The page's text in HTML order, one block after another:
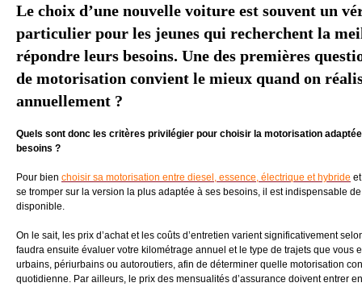
Le choix d’une nouvelle voiture est souvent un
particulier pour les jeunes qui recherchent la
répondre leurs besoins. Une des premières
de motorisation convient le mieux quand on
annuellement ?
Quels sont donc les critères privilégier pour choisir la motorisation
besoins ?
Pour bien choisir sa motorisation entre diesel, essence, électrique et hybride
se tromper sur la version la plus adaptée à ses besoins, il est indispensable
disponible.
On le sait, les prix d’achat et les coûts d’entretien varient significativement
faudra ensuite évaluer votre kilométrage annuel et le type de trajets que vous
urbains, périurbains ou autoroutiers, afin de déterminer quelle motorisation
quotidienne. Par ailleurs, le prix des mensualités d’assurance doivent entrer